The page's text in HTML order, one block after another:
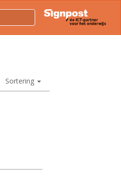
Sortering